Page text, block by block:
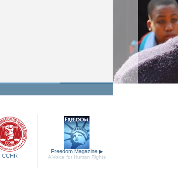
CCHR
Freedom Magazine ▶
A Voice for Human Rights